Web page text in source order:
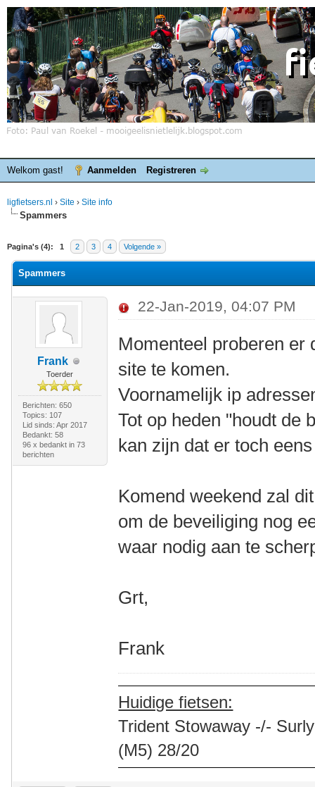
Welkom gast! Aanmelden Registreren
ligfietsers.nl › Site › Site info
Spammers
Pagina's (4): 1 2 3 4 Volgende »
waardering is 0
Spammers
Frank
Toerder
Berichten: 650
Topics: 107
Lid sinds: Apr 2017
Bedankt: 58
96 x bedankt in 73
berichten
22-Jan-2019, 04:07 PM
Momenteel proberen er
site te komen.
Voornamelijk ip
Tot op heden "houdt de
kan zijn dat er toch
Komend weekend zal
om de beveiliging nog
waar nodig aan te
Grt,
Frank
Huidige fietsen:
Trident Stowaway -/-
(M5) 28/20